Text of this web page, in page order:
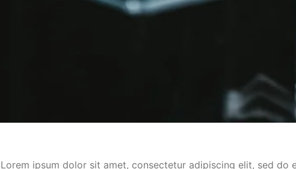
Lorem ipsum dolor sit amet, consectetur adipiscing elit, sed do